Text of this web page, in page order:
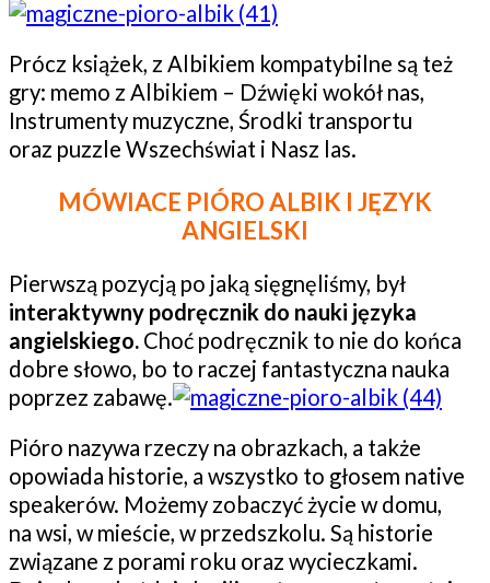
Prócz książek, z Albikiem kompatybilne są też
gry: memo z Albikiem – Dźwięki wokół nas,
Instrumenty muzyczne, Środki transportu
oraz puzzle Wszechświat i Nasz las.
MÓWIACE PIÓRO ALBIK I JĘZYK
ANGIELSKI
Pierwszą pozycją po jaką sięgnęliśmy, był
interaktywny podręcznik do nauki języka
angielskiego. Choć podręcznik to nie do końca
dobre słowo, bo to raczej fantastyczna nauka
poprzez zabawę.
Pióro nazywa rzeczy na obrazkach, a także
opowiada historie, a wszystko to głosem native
speakerów. Możemy zobaczyć życie w domu,
na wsi, w mieście, w przedszkolu. Są historie
związane z porami roku oraz wycieczkami.